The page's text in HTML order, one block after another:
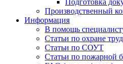
Подготовка
Производственный
Информация
В помощь
Статьи по охране
Статьи по СОУТ
Статьи по пожарной